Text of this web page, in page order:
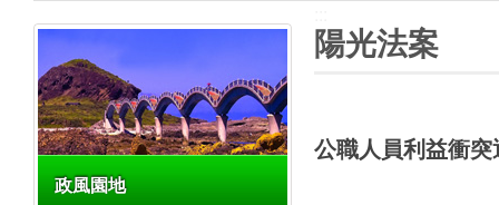
政風園地
陽光法案
公職人員利益衝